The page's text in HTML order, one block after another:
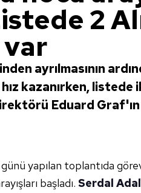
2
ayrılmasının
kazanırken, listede
Eduard Graf'ın
yapılan toplantıda
başladı. Serdal